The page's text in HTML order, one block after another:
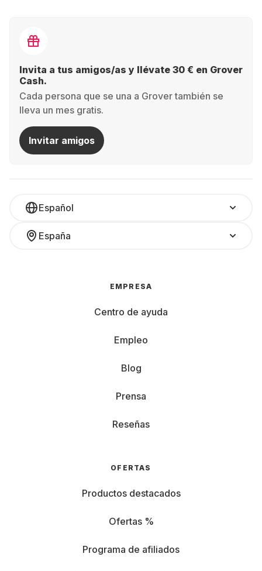
Invita a tus amigos/as y llévate 30 € en Grover
Cash.
Cada persona que se una a Grover también se
lleva un mes gratis.
Invitar amigos
Español
España
EMPRESA
Centro de ayuda
Empleo
Blog
Prensa
Reseñas
OFERTAS
Productos destacados
Ofertas %
Programa de afiliados